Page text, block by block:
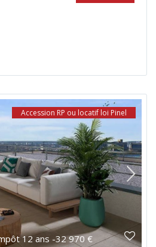
12 ans -32 970 €
Accession RP ou locatif loi Pinel